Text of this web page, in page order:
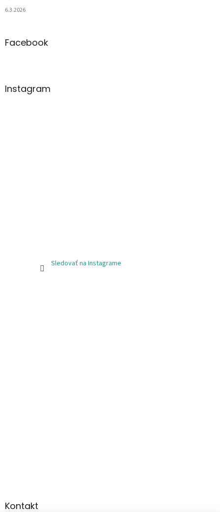
6.3.2026
Facebook
Instagram
Sledovať na Instagrame
Kontakt